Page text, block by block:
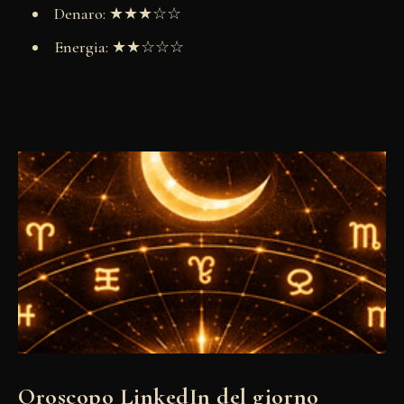
Denaro: ★★★☆☆
Energia: ★★☆☆☆
Oroscopo LinkedIn del giorno